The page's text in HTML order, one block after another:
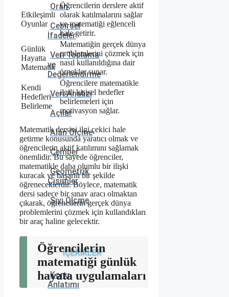
Oran
Cebirsel
İfadeler
Veri Toplama
ve
Değerlendirme
Veri Analizi
Açılar
Alan Ölçme
Çember
Geometrik
Cisimler
Sıvı Ölçme
İÇERİKLER
Konu
Anlatımı
Etkileşimli
Oyunlar
Öğrencilerin derslere aktif
olarak katılmalarını sağlar
ve matematiği eğlenceli
hale getirir.
Günlük
Hayatta
Matematik
Matematiğin gerçek dünya
problemlerini çözmek için
nasıl kullanıldığına dair
örnekler sunar.
Kendi
Hedefleri
Belirleme
Öğrencilere matematikle
ilgili kişisel hedefler
belirlemeleri için
motivasyon sağlar.
Matematik dersini ilgi çekici hale
getirme konusunda yaratıcı olmak ve
öğrencilerin aktif katılımını sağlamak
önemlidir. Bu sayede öğrenciler,
matematikle daha olumlu bir ilişki
kuracak ve başarılı bir şekilde
öğreneceklerdir. Böylece, matematik
dersi sadece bir sınav aracı olmaktan
çıkarak, öğrencilerin gerçek dünya
problemlerini çözmek için kullandıkları
bir araç haline gelecektir.
Öğrencilerin
matematiği günlük
hayata uygulamaları